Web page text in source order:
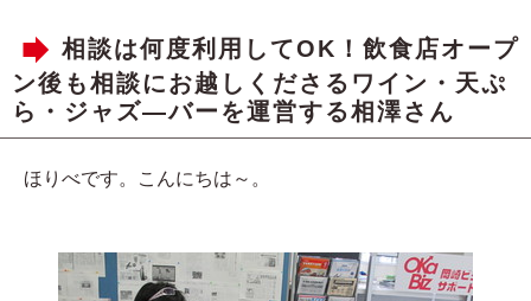
相談は何度利用してOK！飲食店オープ
ン後も相談にお越しくださるワイン・天ぷ
ら・ジャズ―バーを運営する相澤さん
ほりべです。こんにちは～。